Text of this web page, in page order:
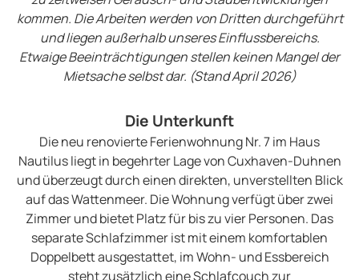
kommen. Die Arbeiten werden von Dritten durchgeführt
und liegen außerhalb unseres Einflussbereichs.
Etwaige Beeinträchtigungen stellen keinen Mangel der
Mietsache selbst dar. (Stand April 2026)
Die Unterkunft
Die neu renovierte Ferienwohnung Nr. 7 im Haus
Nautilus liegt in begehrter Lage von Cuxhaven-Duhnen
und überzeugt durch einen direkten, unverstellten Blick
auf das Wattenmeer. Die Wohnung verfügt über zwei
Zimmer und bietet Platz für bis zu vier Personen. Das
separate Schlafzimmer ist mit einem komfortablen
Doppelbett ausgestattet, im Wohn- und Essbereich
steht zusätzlich eine Schlafcouch zur